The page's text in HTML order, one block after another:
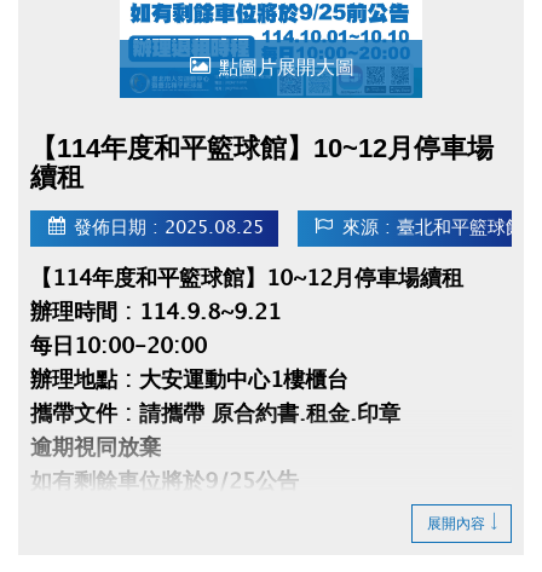
點圖片展開大圖
【114年度和平籃球館】10~12月停車場
續租
發佈日期 : 2025.08.25 來源 : 臺北和平籃球館
【114年度和平籃球館】10~12月停車場續租
辦理時間 : 114.9.8~9.21
每日10:00-20:00
辦理地點 : 大安運動中心1樓櫃台
攜帶文件 : 請攜帶 原合約書.租金.印章
逾期視同放棄
如有剩餘車位將於9/25公告
辦理退租時程 : 114.10.01~10.10 每日
展開內容